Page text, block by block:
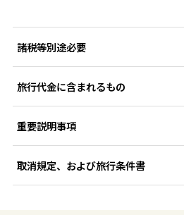
諸税等別途必要
旅行代金に含まれるもの
重要説明事項
取消規定、および旅行条件書